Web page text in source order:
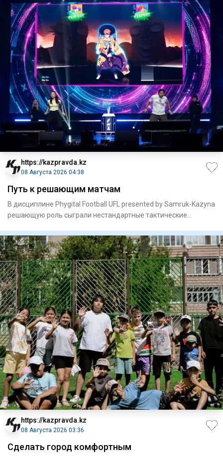
https://kazpravda.kz
08 Августа 2026 04:38
Путь к решающим матчам
В дисциплине Phygital Football UFL presented by Samruk-Kazyna
решающую роль сыграли нестандартные тактические
https://kazpravda.kz
08 Августа 2026 03:36
Сделать город комфортным